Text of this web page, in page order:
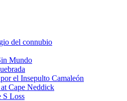
del connubio
Mundo
el Insepulto Camaleón
Cape Neddick
S Loss